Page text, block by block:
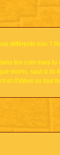
différents non ?
ton coin mais
moins, sauf si ils
et d'idées ou tout